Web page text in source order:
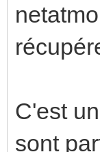
C'est
sont